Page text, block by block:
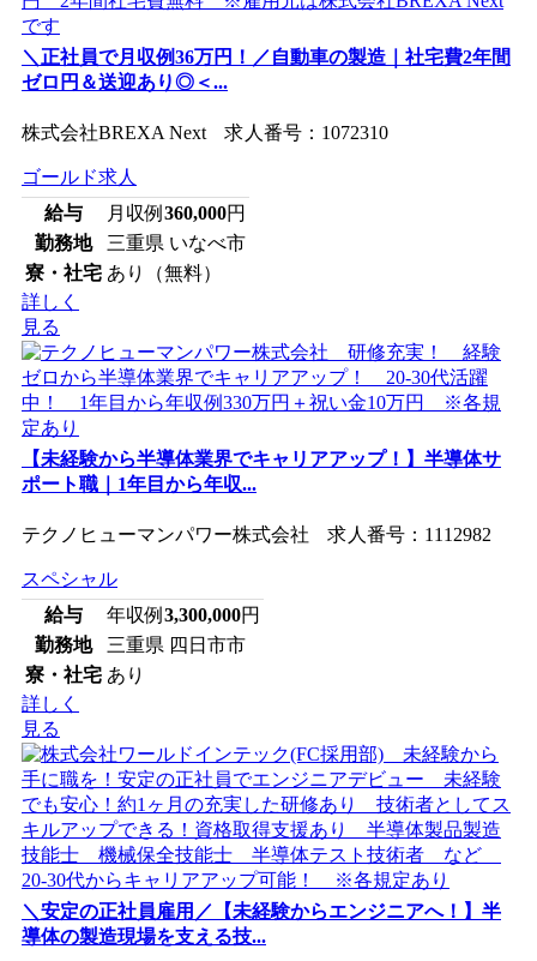
＼正社員で月収例36万円！／自動車の製造｜社宅費2年間
ゼロ円＆送迎あり◎＜...
株式会社BREXA Next 求人番号：1072310
ゴールド求人
給与
月収例 360,000円
勤務地
三重県 いなべ市
寮・社宅 あり（無料）
詳しく
見る
【未経験から半導体業界でキャリアアップ！】半導体サ
ポート職｜1年目から年収...
テクノヒューマンパワー株式会社 求人番号：1112982
スペシャル
給与
年収例 3,300,000円
勤務地
三重県 四日市市
寮・社宅 あり
詳しく
見る
＼安定の正社員雇用／【未経験からエンジニアへ！】半
導体の製造現場を支える技...